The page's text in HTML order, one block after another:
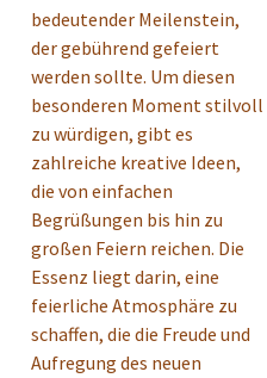
bedeutender Meilenstein,
der gebührend gefeiert
werden sollte. Um diesen
besonderen Moment stilvoll
zu würdigen, gibt es
zahlreiche kreative Ideen,
die von einfachen
Begrüßungen bis hin zu
großen Feiern reichen. Die
Essenz liegt darin, eine
feierliche Atmosphäre zu
schaffen, die die Freude und
Aufregung des neuen